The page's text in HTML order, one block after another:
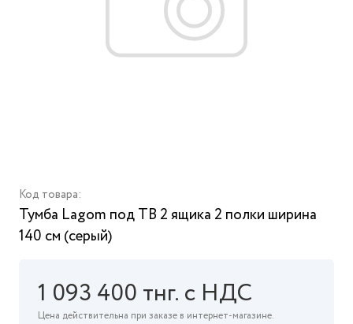
Код товара:
Тумба Lagom под ТВ 2 ящика 2 полки ширина
140 см (серый)
1 093 400 тнг. с НДС
Цена действительна при заказе в интернет-магазине.